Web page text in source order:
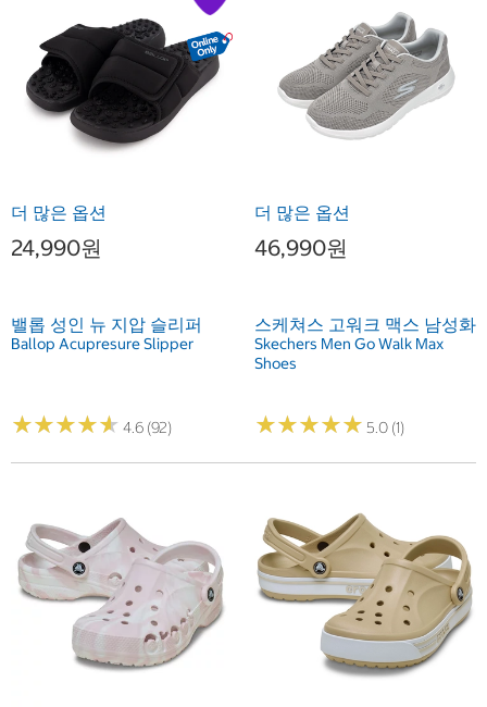
더 많은 옵션
24,990원
밸롭 성인 뉴 지압 슬리퍼
Ballop Acupresure Slipper
★★★★★
★★★★★ 4.6 (92)
더 많은 옵션
46,990원
스케쳐스 고워크 맥스 남성화
Skechers Men Go Walk Max
Shoes
★★★★★
★★★★★ 5.0 (1)